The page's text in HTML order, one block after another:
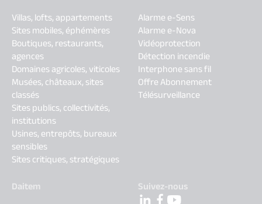
Villas, lofts, appartements
Sites mobiles, éphémères
Boutiques, restaurants,
agences
Domaines agricoles, viticoles
Musées, châteaux, sites
classés
Sites publics, collectivités,
institutions
Usines, entrepôts, bureaux
sensibles
Sites critiques, stratégiques
Alarme e-Sens
Alarme e-Nova
Vidéoprotection
Détection incendie
Interphone sans fil
Offre Abonnement
Télésurveillance
Daitem
Suivez-nous